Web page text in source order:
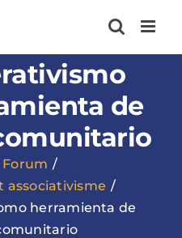
de
Forum
associativisme
herramienta de